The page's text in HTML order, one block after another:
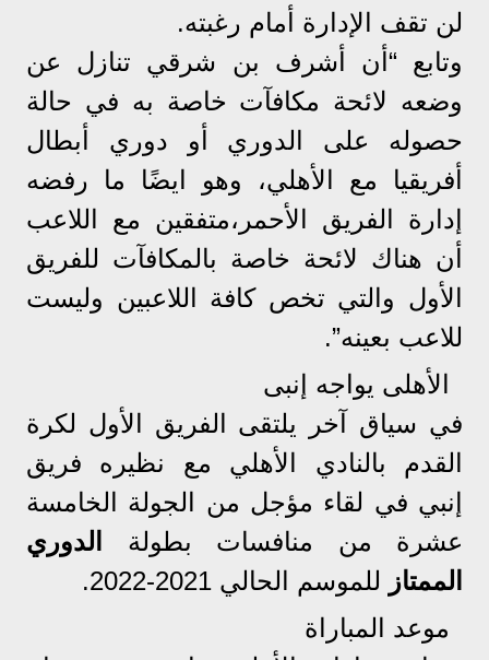
لن تقف الإدارة أمام رغبته.
وتابع “أن أشرف بن شرقي تنازل عن
وضعه لائحة مكافآت خاصة به في حالة
حصوله على الدوري أو دوري أبطال
أفريقيا مع الأهلي، وهو ايضًا ما رفضه
إدارة الفريق الأحمر،متفقين مع اللاعب
أن هناك لائحة خاصة بالمكافآت للفريق
الأول والتي تخص كافة اللاعبين وليست
للاعب بعينه”.
الأهلى يواجه إنبى
في سياق آخر يلتقى الفريق الأول لكرة
القدم بالنادي الأهلي مع نظيره فريق
إنبي في لقاء مؤجل من الجولة الخامسة
عشرة من منافسات بطولة
الدوري
الممتاز للموسم الحالي 2021-2022.
موعد المباراة